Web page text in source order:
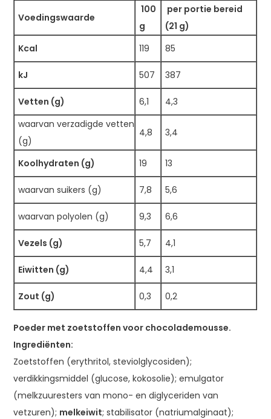
Voedingswaarde
100
g
per portie bereid
(21 g)
Kcal
119 85
kJ 507 387
Vetten (g) 6,1
4,3
waarvan verzadigde vetten
(g)
4,8 3,4
Koolhydraten (g) 19 13
waarvan suikers (g) 7,8 5,6
waarvan polyolen (g) 9,3 6,6
Vezels (g) 5,7 4,1
Eiwitten (g) 4,4 3,1
Zout (g) 0,3 0,2
Poeder met zoetstoffen voor chocolademousse.
Ingrediënten:
Zoetstoffen (erythritol, steviolglycosiden);
verdikkingsmiddel (glucose, kokosolie); emulgator
(melkzuuresters van mono- en diglyceriden van
vetzuren); melkeiwit; stabilisator (natriumalginaat);